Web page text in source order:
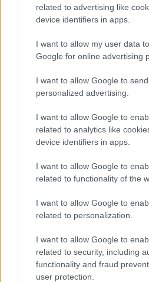
related to advertising like
device identifiers in apps.
I want to allow my user data
Google for online advertising
I want to allow Google to
personalized advertising.
I want to allow Google to
related to analytics like
device identifiers in apps.
I want to allow Google to
related to functionality of the
I want to allow Google to
related to personalization.
I want to allow Google to
related to security, including
functionality and fraud
user protection.
Címkék:padlizsán főétel cukkini
Ajánlott bejegyzések:
Színpompás
Tápiókás jégkrém